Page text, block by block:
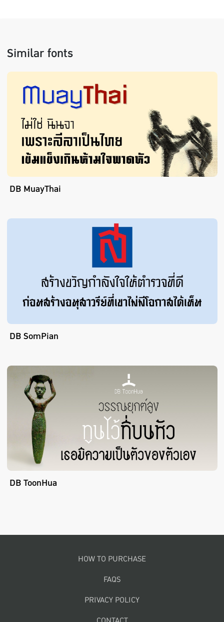
Similar fonts
DB MuayThai
DB SomPian
DB ToonHua
Footer menuHOW TO PURCHASE
FAQS
PRIVACY POLICY